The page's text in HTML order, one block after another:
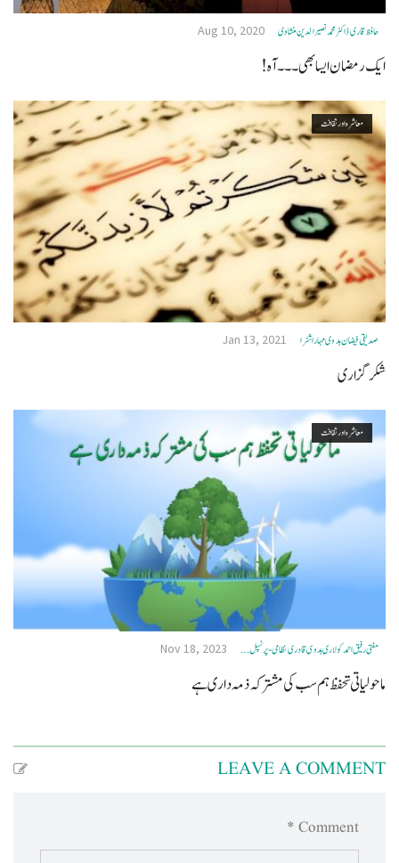
حافظ قاری ڈاکٹر محمد نصیرالدین منشاوی Aug 10, 2020
ایک رمضان ایسا بھی۔۔۔‎آہ!
معاشرہ اور ثقافت
صدیقی فیضان ہدوی مہاراشٹرا Jan 13, 2021
شکر گزاری
معاشرہ اور ثقافت
مفتی رفیق احمد کولاری ہدوی قادری نظامی- پرنسپل ... Nov 18, 2023
ماحولیاتی تحفظ ہم سب کی مشترکہ ذمہ داری ہے
LEAVE A COMMENT
Comment *